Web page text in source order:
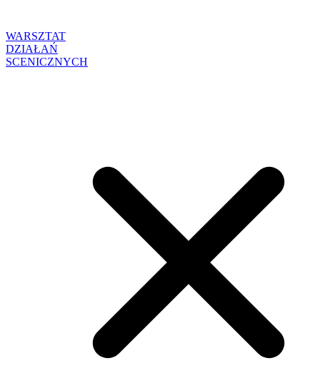
WARSZTAT
DZIAŁAŃ
SCENICZNYCH